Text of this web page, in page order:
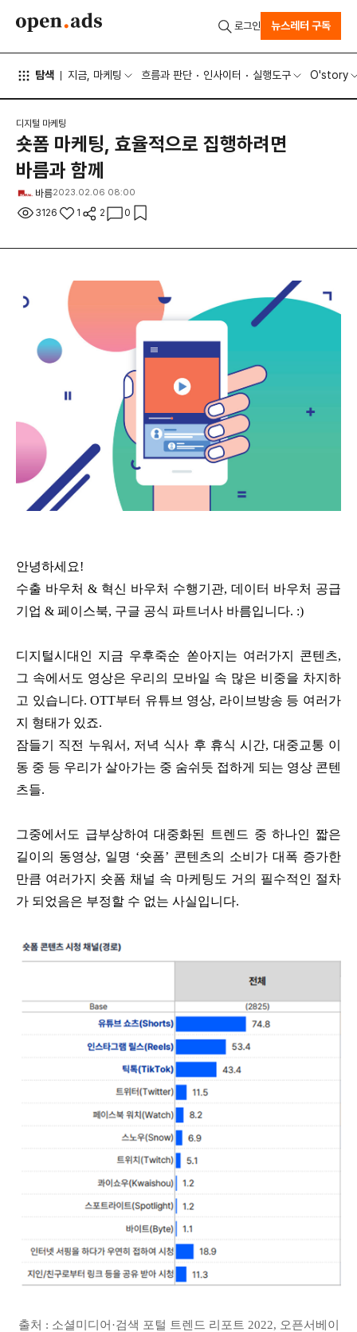
탐색 지금, 마케팅 흐름과 판단 인사이터 실행도구 O'story
로그인 뉴스레터 구독
디지털 마케팅
숏폼 마케팅, 효율적으로 집행하려면
바름과 함께
바름2023.02.06 08:00
3126 1 2 0
안녕하세요!
수출 바우처 & 혁신 바우처 수행기관, 데이터 바우처 공급
기업 & 페이스북, 구글 공식 파트너사 바름입니다. :)
디지털시대인 지금 우후죽순 쏟아지는 여러가지 콘텐츠,
그 속에서도 영상은 우리의 모바일 속 많은 비중을 차지하
고 있습니다. OTT부터 유튜브 영상, 라이브방송 등 여러가
지 형태가 있죠.
잠들기 직전 누워서, 저녁 식사 후 휴식 시간, 대중교통 이
동 중 등 우리가 살아가는 중 숨쉬듯 접하게 되는 영상 콘텐
츠들.
그중에서도 급부상하여 대중화된 트렌드 중 하나인 짧은
길이의 동영상, 일명 ‘숏폼’ 콘텐츠의 소비가 대폭 증가한
만큼 여러가지 숏폼 채널 속 마케팅도 거의 필수적인 절차
가 되었음은 부정할 수 없는 사실입니다.
출처 : 소셜미디어·검색 포털 트렌드 리포트 2022, 오픈서베이